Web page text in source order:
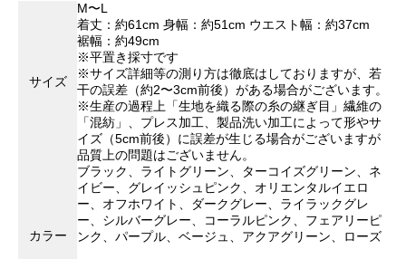
サイズ
M〜L
着丈：約61cm 身幅：約51cm ウエスト幅：約37cm
裾幅：約49cm
※平置き採寸です
※サイズ詳細等の測り方は徹底はしておりますが、若
干の誤差（約2〜3cm前後）がある場合がございます。
※生産の過程上「生地を織る際の糸の継ぎ目」繊維の
「混紡」、プレス加工、製品洗い加工によって形やサ
イズ（5cm前後）に誤差が生じる場合がございますが
品質上の問題はございません。
カラー
ブラック、ライトグリーン、ターコイズグリーン、ネ
イビー、グレイッシュピンク、オリエンタルイエロ
ー、オフホワイト、ダークグレー、ライラックグレ
ー、シルバーグレー、コーラルピンク、フェアリーピ
ンク、パープル、ベージュ、アクアグリーン、ローズ